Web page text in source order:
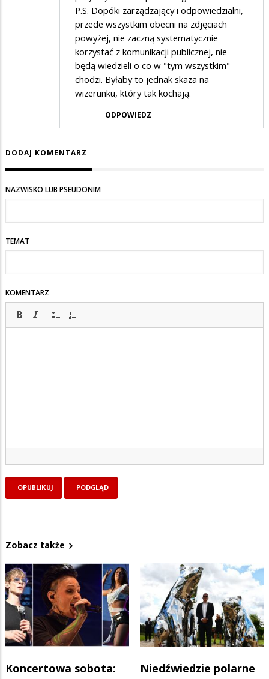
P.S. Dopóki zarządzający i odpowiedzialni,
przede wszystkim obecni na zdjęciach
powyżej, nie zaczną systematycznie
korzystać z komunikacji publicznej, nie
będą wiedzieli o co w "tym wszystkim"
chodzi. Byłaby to jednak skaza na
wizerunku, który tak kochają.
ODPOWIEDZ
DODAJ KOMENTARZ
NAZWISKO LUB PSEUDONIM
TEMAT
KOMENTARZ
Zobacz także
Koncertowa sobota:
Niedźwiedzie polarne